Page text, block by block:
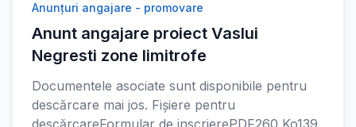
Anunțuri angajare - promovare
Anunt angajare proiect Vaslui
Negresti zone limitrofe
Documentele asociate sunt disponibile pentru
descărcare mai jos. Fișiere pentru
descărcareFormular de inscrierePDF260 Ko139